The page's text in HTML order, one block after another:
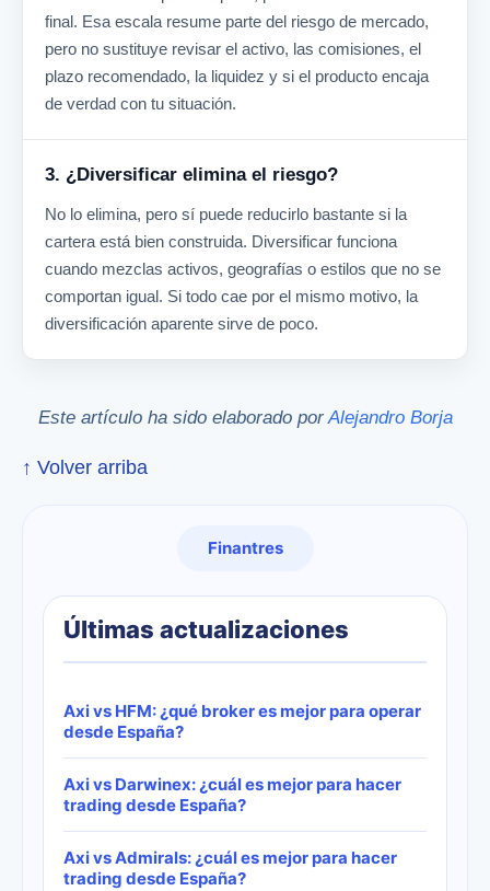
final. Esa escala resume parte del riesgo de mercado,
pero no sustituye revisar el activo, las comisiones, el
plazo recomendado, la liquidez y si el producto encaja
de verdad con tu situación.
3. ¿Diversificar elimina el riesgo?
No lo elimina, pero sí puede reducirlo bastante si la
cartera está bien construida. Diversificar funciona
cuando mezclas activos, geografías o estilos que no se
comportan igual. Si todo cae por el mismo motivo, la
diversificación aparente sirve de poco.
Este artículo ha sido elaborado porAlejandro Borja
↑ Volver arriba
Finantres
Últimas actualizaciones
Axi vs HFM: ¿qué broker es mejor para operar
desde España?
Axi vs Darwinex: ¿cuál es mejor para hacer
trading desde España?
Axi vs Admirals: ¿cuál es mejor para hacer
trading desde España?